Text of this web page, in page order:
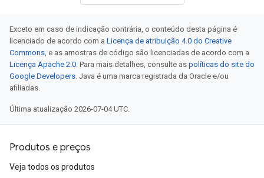
Exceto em caso de indicação contrária, o conteúdo desta página é
licenciado de acordo com a Licença de atribuição 4.0 do Creative
Commons, e as amostras de código são licenciadas de acordo com a
Licença Apache 2.0. Para mais detalhes, consulte as políticas do site do
Google Developers. Java é uma marca registrada da Oracle e/ou
afiliadas.
Última atualização 2026-07-04 UTC.
Produtos e preços
Veja todos os produtos